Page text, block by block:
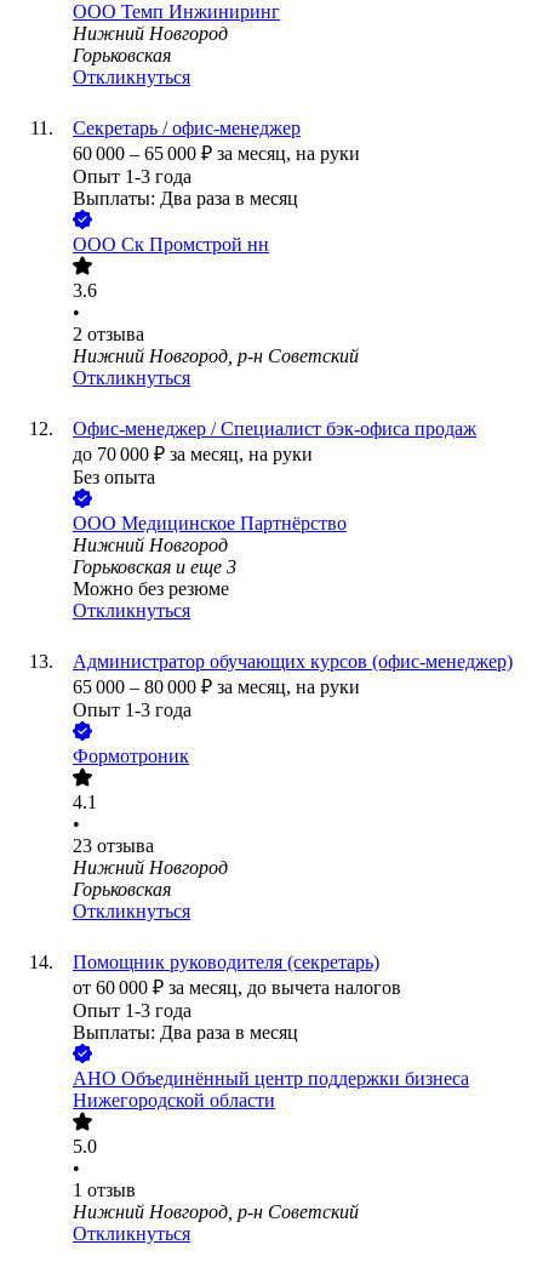
ООО Темп Инжиниринг
Нижний Новгород
Горьковская
Откликнуться
Секретарь / офис-менеджер
60 000 – 65 000 ₽ за месяц, на руки
Опыт 1-3 года
Выплаты: Два раза в месяц
ООО Ск Промстрой нн
3.6
•
2 отзыва
Нижний Новгород, р-н Советский
Откликнуться
Офис-менеджер / Специалист бэк-офиса продаж
до 70 000 ₽ за месяц, на руки
Без опыта
ООО Медицинское Партнёрство
Нижний Новгород
Горьковская и еще 3
Можно без резюме
Откликнуться
Администратор обучающих курсов (офис-менеджер)
65 000 – 80 000 ₽ за месяц, на руки
Опыт 1-3 года
Формотроник
4.1
•
23 отзыва
Нижний Новгород
Горьковская
Откликнуться
Помощник руководителя (секретарь)
от 60 000 ₽ за месяц, до вычета налогов
Опыт 1-3 года
Выплаты: Два раза в месяц
АНО Объединённый центр поддержки бизнеса
Нижегородской области
5.0
•
1 отзыв
Нижний Новгород, р-н Советский
Откликнуться